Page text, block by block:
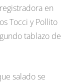
en
Tocci y Pollito
tablazo de
salado se